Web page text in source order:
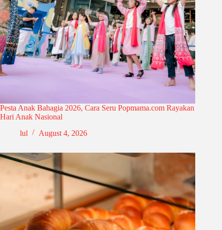
Pesta Anak Bahagia 2026, Cara Seru Popmama.com Rayakan
Hari Anak Nasional
lul
August 4, 2026